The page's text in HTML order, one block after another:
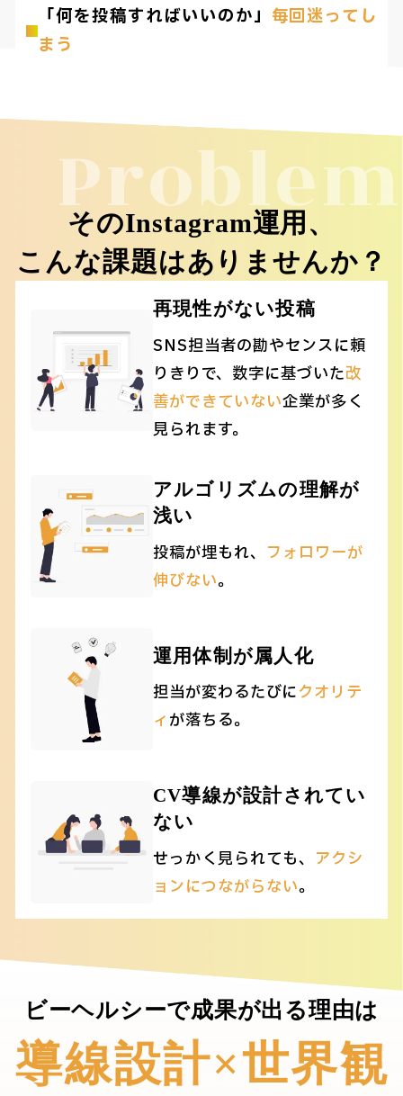
「何を投稿すればいいのか」 毎回迷ってし
まう
Problem
そのInstagram運用、
こんな課題はありませんか？
再現性がない投稿
SNS担当者の勘やセンスに頼
りきりで、数字に基づいた改
善ができていない企業が多く
見られます。
アルゴリズムの理解が
浅い
投稿が埋もれ、 フォロワーが
伸びない。
運用体制が属人化
担当が変わるたびにクオリテ
ィが落ちる。
CV導線が設計されてい
ない
せっかく見られても、 アクシ
ョンにつながらない。
ビーヘルシーで成果が出る理由は
導線設計×世界観